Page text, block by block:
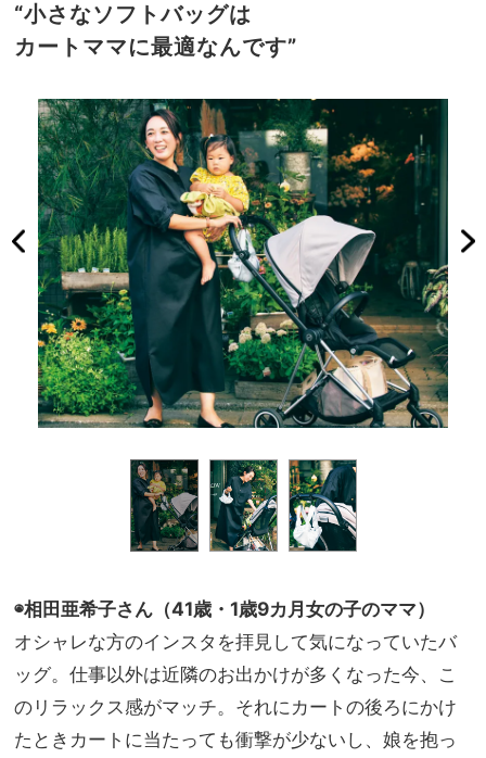
“小さなソフトバッグは
カートママに最適なんです”
◉相田亜希子さん（41歳・1歳9カ月女の子のママ）
オシャレな方のインスタを拝見して気になっていたバ
ッグ。仕事以外は近隣のお出かけが多くなった今、こ
のリラックス感がマッチ。それにカートの後ろにかけ
たときカートに当たっても衝撃が少ないし、娘を抱っ